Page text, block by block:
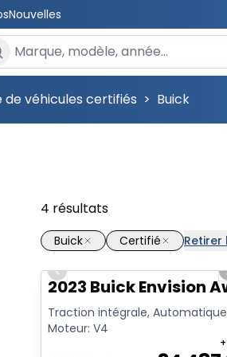
Nouvelles
un véhicule
de véhicules certifiés > Buick
4 résultats
Buick
Certifié Retirer
1/17
Previous slide
2023 Buick Envision
Traction intégrale,
Moteur: V4